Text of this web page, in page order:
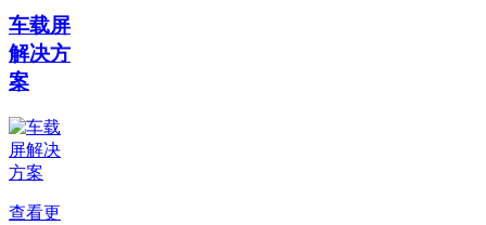
车载屏
解决方
案
查看更